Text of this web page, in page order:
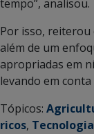
tempo”, analisou.
Por isso, reiterou
além de um
apropriadas em
levando em
Tópicos:
ricos, Tecnologia